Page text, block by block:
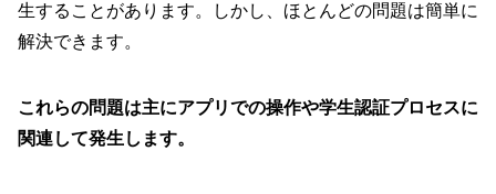
生することがあります。しかし、ほとんどの問題は簡単に
解決できます。
これらの問題は主にアプリでの操作や学生認証プロセスに
関連して発生します。